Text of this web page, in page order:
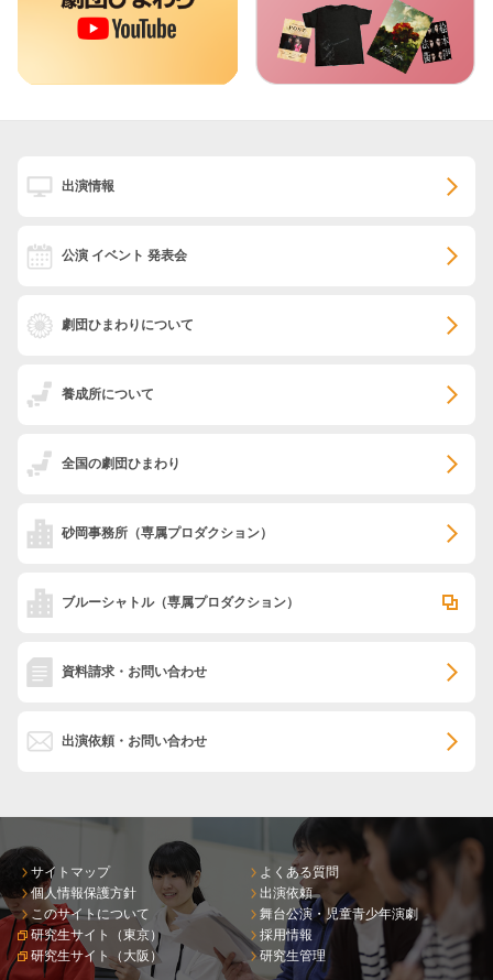
出演情報
公演 イベント 発表会
劇団ひまわりについて
養成所について
全国の劇団ひまわり
砂岡事務所 （専属プロダクション）
ブルーシャトル（専属プロダクション）
資料請求・お問い合わせ
出演依頼・お問い合わせ
サイトマップ
個人情報保護方針
このサイトについて
研究生サイト（東京）
研究生サイト（大阪）
よくある質問
出演依頼
舞台公演・児童青少年演劇
採用情報
研究生管理